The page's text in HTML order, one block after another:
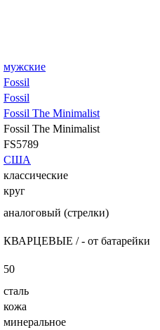
мужские
Fossil
Fossil
Fossil The Minimalist
Fossil The Minimalist
FS5789
США
классические
круг
аналоговый (стрелки)
КВАРЦЕВЫЕ / - от батарейки
50
сталь
кожа
минеральное